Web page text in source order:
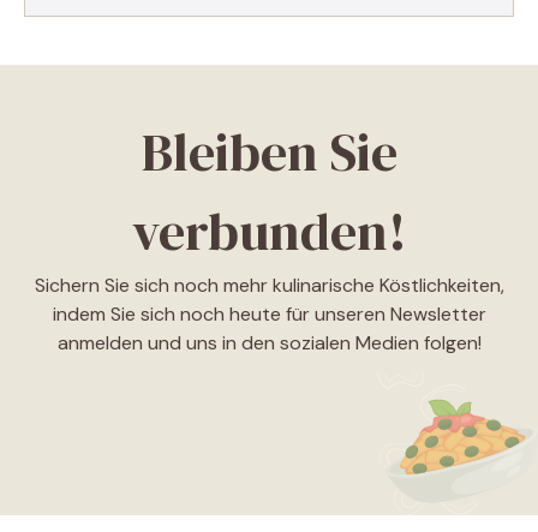
Bleiben Sie
verbunden!
Sichern Sie sich noch mehr kulinarische Köstlichkeiten,
indem Sie sich noch heute für unseren Newsletter
anmelden und uns in den sozialen Medien folgen!